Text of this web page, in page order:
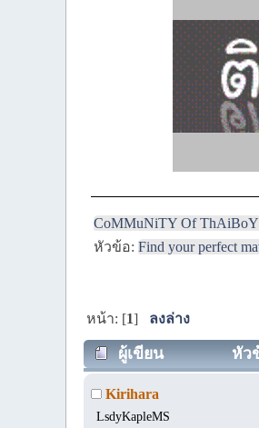
CoMMuNiTY Of
หัวข้อ:Find your perfect
หน้า: [1] ลงล่าง
ผู้เขียน หัว
Kirihara
LsdyKapleMS